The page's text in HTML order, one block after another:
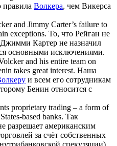
правила Волкера, чем Викерса
and Jimmy Carter’s failure to
exceptions. То, что Рейган не
Картер не назначил
основными исключениями.
and his entire team on
takes great interest. Наша
и всем его сотрудникам
Бенин относится с
proprietary trading – a form of
based banks. Так
разрешает американским
за счёт собственных